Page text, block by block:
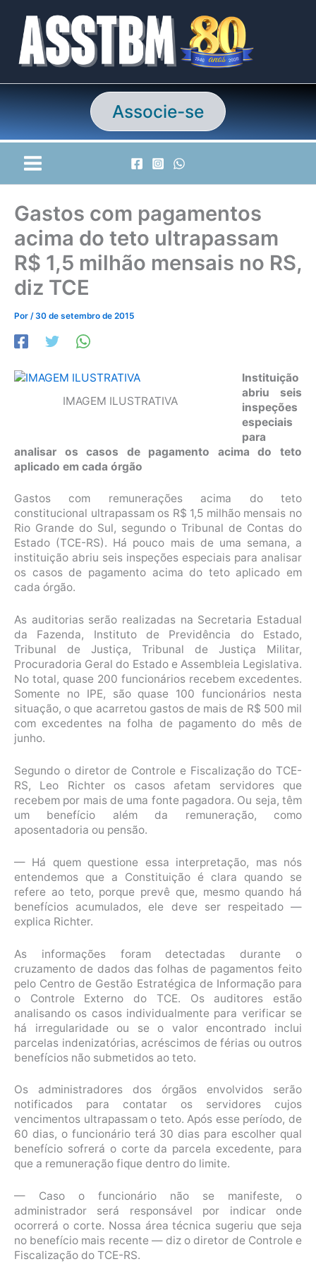
conteúdo
Associe-se
Gastos com pagamentos
acima do teto ultrapassam
R$ 1,5 milhão mensais no RS,
diz TCE
Por /30 de setembro de 2015
IMAGEM ILUSTRATIVA
Instituição
abriu seis
inspeções
especiais
para
analisar os casos de pagamento acima do teto
aplicado em cada órgão
Gastos com remunerações acima do teto
constitucional ultrapassam os R$ 1,5 milhão mensais no
Rio Grande do Sul, segundo o Tribunal de Contas do
Estado (TCE-RS). Há pouco mais de uma semana, a
instituição abriu seis inspeções especiais para analisar
os casos de pagamento acima do teto aplicado em
cada órgão.
As auditorias serão realizadas na Secretaria Estadual
da Fazenda, Instituto de Previdência do Estado,
Tribunal de Justiça, Tribunal de Justiça Militar,
Procuradoria Geral do Estado e Assembleia Legislativa.
No total, quase 200 funcionários recebem excedentes.
Somente no IPE, são quase 100 funcionários nesta
situação, o que acarretou gastos de mais de R$ 500 mil
com excedentes na folha de pagamento do mês de
junho.
Segundo o diretor de Controle e Fiscalização do TCE-
RS, Leo Richter os casos afetam servidores que
recebem por mais de uma fonte pagadora. Ou seja, têm
um benefício além da remuneração, como
aposentadoria ou pensão.
— Há quem questione essa interpretação, mas nós
entendemos que a Constituição é clara quando se
refere ao teto, porque prevê que, mesmo quando há
benefícios acumulados, ele deve ser respeitado —
explica Richter.
As informações foram detectadas durante o
cruzamento de dados das folhas de pagamentos feito
pelo Centro de Gestão Estratégica de Informação para
o Controle Externo do TCE. Os auditores estão
analisando os casos individualmente para verificar se
há irregularidade ou se o valor encontrado inclui
parcelas indenizatórias, acréscimos de férias ou outros
benefícios não submetidos ao teto.
Os administradores dos órgãos envolvidos serão
notificados para contatar os servidores cujos
vencimentos ultrapassam o teto. Após esse período, de
60 dias, o funcionário terá 30 dias para escolher qual
benefício sofrerá o corte da parcela excedente, para
que a remuneração fique dentro do limite.
— Caso o funcionário não se manifeste, o
administrador será responsável por indicar onde
ocorrerá o corte. Nossa área técnica sugeriu que seja
no benefício mais recente — diz o diretor de Controle e
Fiscalização do TCE-RS.